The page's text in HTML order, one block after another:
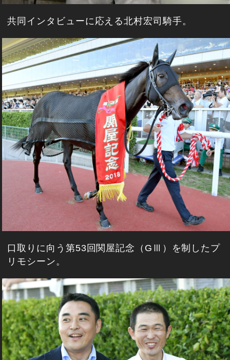
共同インタビューに応える北村宏司騎手。
口取りに向う第53回関屋記念（GⅢ）を制したプ
リモシーン。